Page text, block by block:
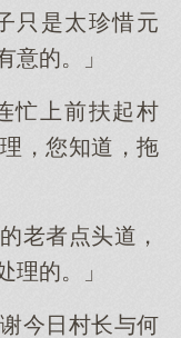
只是太珍惜元
意的。」
忙上前扶起村
，您知道，拖
老者点头道，
理的。」
今日村长与何